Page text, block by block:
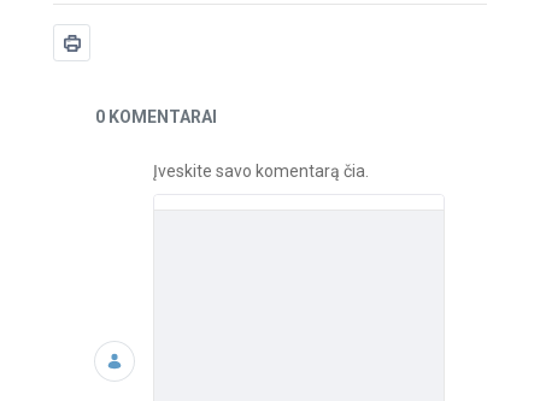
Naujienos
0 KOMENTARAI
Įveskite savo komentarą čia.